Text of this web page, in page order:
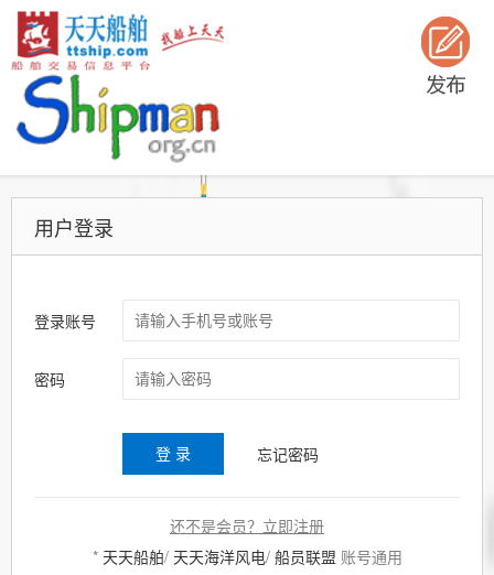
用户登录
登录账号
密码
忘记密码
还不是会员？立即注册
* 天天船舶/ 天天海洋风电/ 船员联盟 账号通用